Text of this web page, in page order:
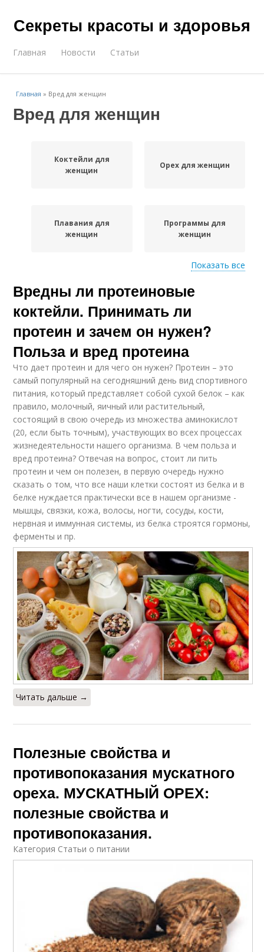
Секреты красоты и здоровья
Главная Новости Статьи
Главная » Вред для женщин
Вред для женщин
Коктейли для
женщин
Орех для женщин
Плавания для
женщин
Программы для
женщин
Курага для женщин Свойства для женщин
Вред для организма Инжир для женщин
Показать все
Вредны ли протеиновые
коктейли. Принимать ли
протеин и зачем он нужен?
Польза и вред протеина
Что дает протеин и для чего он нужен? Протеин – это
самый популярный на сегодняшний день вид спортивного
питания, который представляет собой сухой белок – как
правило, молочный, яичный или растительный,
состоящий в свою очередь из множества аминокислот
(20, если быть точным), участвующих во всех процессах
жизнедеятельности нашего организма. В чем польза и
вред протеина? Отвечая на вопрос, стоит ли пить
протеин и чем он полезен, в первую очередь нужно
сказать о том, что все наши клетки состоят из белка и в
белке нуждается практически все в нашем организме -
мышцы, связки, кожа, волосы, ногти, сосуды, кости,
нервная и иммунная системы, из белка строятся гормоны,
ферменты и пр.
Читать дальше →
Полезные свойства и
противопоказания мускатного
ореха. МУСКАТНЫЙ ОРЕХ:
полезные свойства и
противопоказания.
Категория Статьи о питании